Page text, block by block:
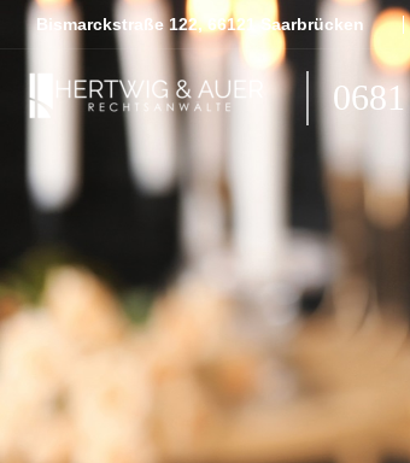
Bismarckstraße 122, 66121 Saarbrücken